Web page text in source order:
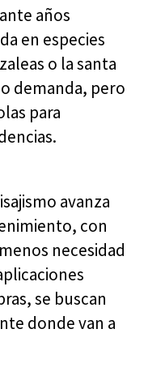
años
en especies
o la santa
demanda, pero
para
avanza
con
necesidad
se buscan
donde van a